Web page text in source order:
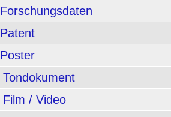
Forschungsdaten
Patent
Poster
Tondokument
Film / Video